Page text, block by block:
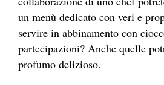
un menù dedicato con veri e
servire in abbinamento con
partecipazioni? Anche quelle
profumo delizioso.